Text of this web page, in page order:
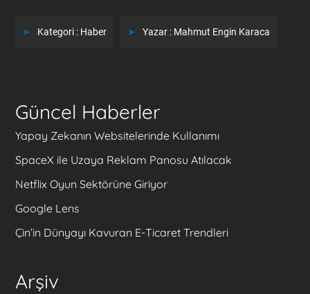
Kategori : Haber Yazar : Mahmut Engin Karaca
Güncel Haberler
Yapay Zekanın Websitelerinde Kullanımı
SpaceX ile Uzaya Reklam Panosu Atılacak
Netflix Oyun Sektörüne Giriyor
Google Lens
Çin’in Dünyayı Kavuran E-Ticaret Trendleri
Arşiv